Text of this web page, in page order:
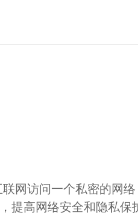
网访问一个私密的网
提高网络安全和隐私保